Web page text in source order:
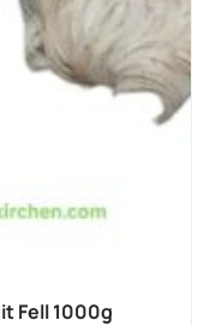
Fell 1000g